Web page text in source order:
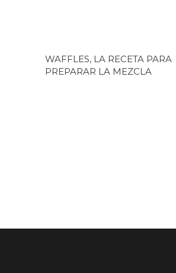
WAFFLES, LA RECETA PARA
PREPARAR LA MEZCLA